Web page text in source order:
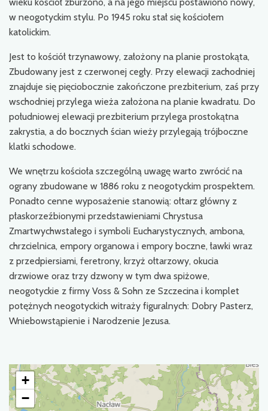
w neogotyckim stylu. Po 1945 roku stał się kościołem
katolickim.
Jest to kościół trzynawowy, założony na planie prostokąta,
Zbudowany jest z czerwonej cegły. Przy elewacji zachodniej
znajduje się pięciobocznie zakończone prezbiterium, zaś przy
wschodniej przylega wieża założona na planie kwadratu. Do
południowej elewacji prezbiterium przylega prostokątna
zakrystia, a do bocznych ścian wieży przylegają trójboczne
klatki schodowe.
We wnętrzu kościoła szczególną uwagę warto zwrócić na
ograny zbudowane w 1886 roku z neogotyckim prospektem.
Ponadto cenne wyposażenie stanowią: ołtarz główny z
płaskorzeźbionymi przedstawieniami Chrystusa
Zmartwychwstałego i symboli Eucharystycznych, ambona,
chrzcielnica, empory organowa i empory boczne, ławki wraz
z przedpiersiami, feretrony, krzyż ołtarzowy, okucia
drzwiowe oraz trzy dzwony w tym dwa spiżowe,
neogotyckie z firmy Voss & Sohn ze Szczecina i komplet
potężnych neogotyckich witraży figuralnych: Dobry Pasterz,
Wniebowstąpienie i Narodzenie Jezusa.
+
−